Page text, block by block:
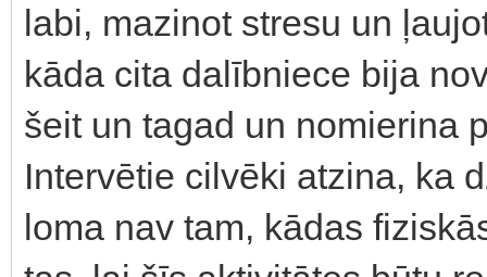
labi, mazinot stresu un
kāda cita dalībniece bija
šeit un tagad un nomierina
Intervētie cilvēki atzina, ka
loma nav tam, kādas